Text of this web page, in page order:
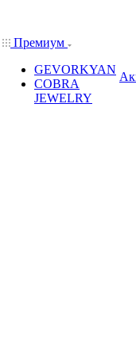
Премиум
GEVORKYAN
COBRA
JEWELRY